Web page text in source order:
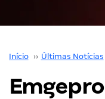
Início ›› Últimas Notícias